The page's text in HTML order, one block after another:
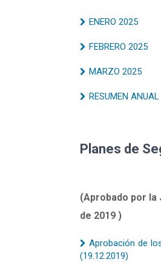
ENERO 2025
FEBRERO 2025
MARZO 2025
RESUMEN ANUAL
Planes de
(Aprobado por la
de 2019 )
Aprobación de
(19.12.2019)